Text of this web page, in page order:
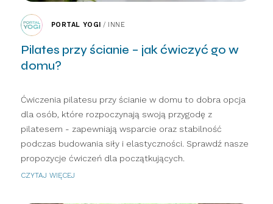
PORTAL YOGI / INNE
Pilates przy ścianie – jak ćwiczyć go w
domu?
Ćwiczenia pilatesu przy ścianie w domu to dobra opcja
dla osób, które rozpoczynają swoją przygodę z
pilatesem - zapewniają wsparcie oraz stabilność
podczas budowania siły i elastyczności. Sprawdź nasze
propozycje ćwiczeń dla początkujących.
CZYTAJ WIĘCEJ